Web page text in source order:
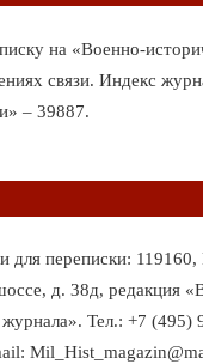
на «Военно-
связи. Индекс
– 39887.
для переписки:
д. 38д, редакция
журнала». Тел.: +7